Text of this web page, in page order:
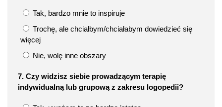
Tak, bardzo mnie to inspiruje
Trochę, ale chciałbym/chciałabym dowiedzieć się
więcej
Nie, wolę inne obszary
7. Czy widzisz siebie prowadzącym terapię
indywidualną lub grupową z zakresu logopedii?